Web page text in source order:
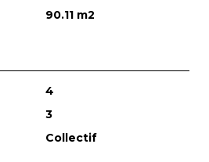
90.11 m2
4
3
Collectif